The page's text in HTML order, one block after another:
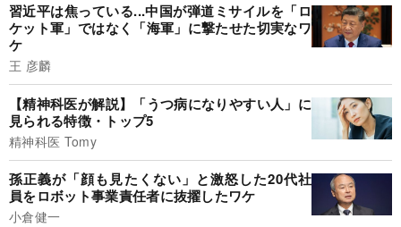
習近平は焦っている...中国が弾道ミサイルを「ロ
ケット軍」ではなく「海軍」に撃たせた切実なワ
ケ
王 彦麟
【精神科医が解説】「うつ病になりやすい人」に
見られる特徴・トップ5
精神科医 Tomy
孫正義が「顔も見たくない」と激怒した20代社
員をロボット事業責任者に抜擢したワケ
小倉健一